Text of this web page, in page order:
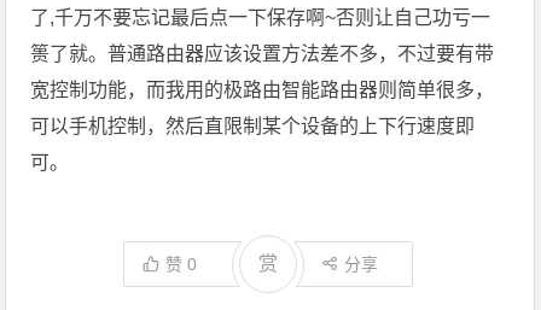
了,千万不要忘记最后点一下保存啊~否则让自己功亏一
篑了就。普通路由器应该设置方法差不多，不过要有带
宽控制功能，而我用的极路由智能路由器则简单很多，
可以手机控制，然后直限制某个设备的上下行速度即
可。
赞0 赏 分享